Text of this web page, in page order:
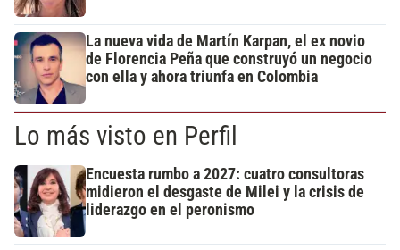
La nueva vida de Martín Karpan, el ex novio
de Florencia Peña que construyó un negocio
con ella y ahora triunfa en Colombia
Lo más visto en Perfil
Encuesta rumbo a 2027: cuatro consultoras
midieron el desgaste de Milei y la crisis de
liderazgo en el peronismo